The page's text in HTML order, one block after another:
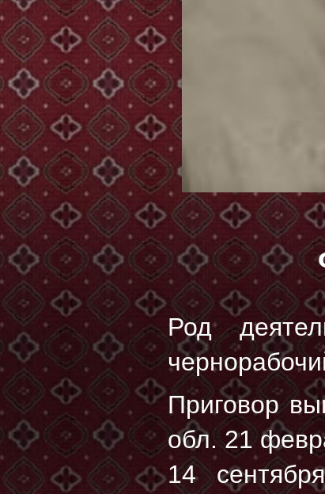
Род
Приговор
обл. 21
14